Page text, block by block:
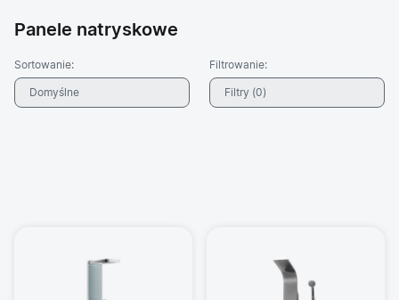
ZAWARTOŚCI
MENU
Panele natryskowe
Sortowanie:
Domyślne
Filtrowanie:
Filtry (0)